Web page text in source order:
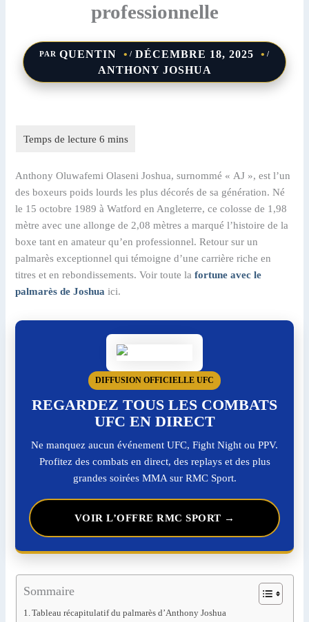
professionnelle
PAR QUENTIN / DÉCEMBRE 18, 2025 /
ANTHONY JOSHUA
Anthony Oluwafemi Olaseni Joshua, surnommé « AJ », est l’un
des boxeurs poids lourds les plus décorés de sa génération. Né
le 15 octobre 1989 à Watford en Angleterre, ce colosse de 1,98
mètre avec une allonge de 2,08 mètres a marqué l’histoire de la
boxe tant en amateur qu’en professionnel. Retour sur un
palmarès exceptionnel qui témoigne d’une carrière riche en
titres et en rebondissements. Voir toute lafortune avec le
palmarès de Joshua ici.
DIFFUSION OFFICIELLE UFC
REGARDEZ TOUS LES COMBATS
UFC EN DIRECT
Ne manquez aucun événement UFC, Fight Night ou PPV.
Profitez des combats en direct, des replays et des plus
grandes soirées MMA sur RMC Sport.
VOIR L’OFFRE RMC SPORT →
Sommaire
Tableau récapitulatif du palmarès d’Anthony Joshua